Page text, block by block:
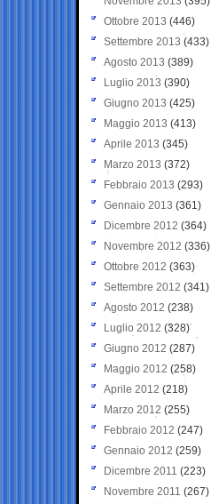
Ottobre 2013 (446)
Settembre 2013 (433)
Agosto 2013 (389)
Luglio 2013 (390)
Giugno 2013 (425)
Maggio 2013 (413)
Aprile 2013 (345)
Marzo 2013 (372)
Febbraio 2013 (293)
Gennaio 2013 (361)
Dicembre 2012 (364)
Novembre 2012 (336)
Ottobre 2012 (363)
Settembre 2012 (341)
Agosto 2012 (238)
Luglio 2012 (328)
Giugno 2012 (287)
Maggio 2012 (258)
Aprile 2012 (218)
Marzo 2012 (255)
Febbraio 2012 (247)
Gennaio 2012 (259)
Dicembre 2011 (223)
Novembre 2011 (267)